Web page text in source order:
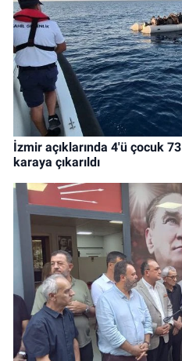
İzmir açıklarında 4'ü çocuk
karaya çıkarıldı